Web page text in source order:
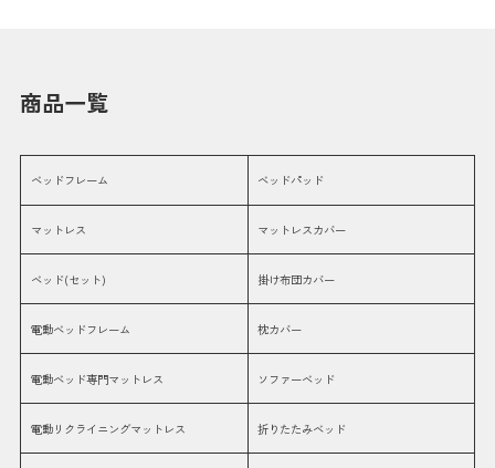
商品一覧
ベッドフレーム
マットレス
ベッド(セット)
電動ベッドフレーム
電動ベッド専門マットレス
電動リクライニングマットレス
ベッドパッド
マットレスカバー
掛け布団カバー
枕カバー
ソファーベッド
折りたたみベッド